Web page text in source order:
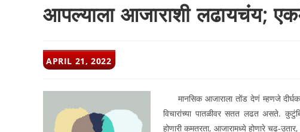
आपल्याला आजाराशी लढायचंय;
POST
PUBLISHED:
APRIL 21, 2022
मानसिक आजाराला तोंड देणं म्हणजे
विचारांच्या पातळीवर सतत लढत असते.
होणारी कमतरता, आजारामध्ये होणारे चढ-